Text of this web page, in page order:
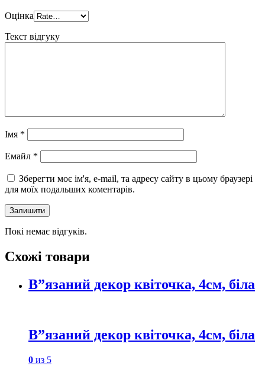
Оцінка
Текст відгуку
Імя *
Eмайл *
Зберегти моє ім'я, e-mail, та адресу сайту в цьому браузері
для моїх подальших коментарів.
Покі немає відгуків.
Схожі товари
В”язаний декор квіточка, 4см, біла
В”язаний декор квіточка, 4см, біла
0 из 5